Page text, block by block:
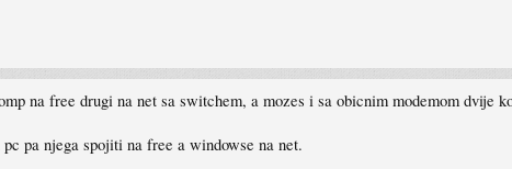
na free drugi na net sa switchem, a mozes i sa obicnim modemom dvije
pa njega spojiti na free a windowse na net.